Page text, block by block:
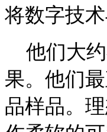
将数字技
他们大约
果。他们
品样品。